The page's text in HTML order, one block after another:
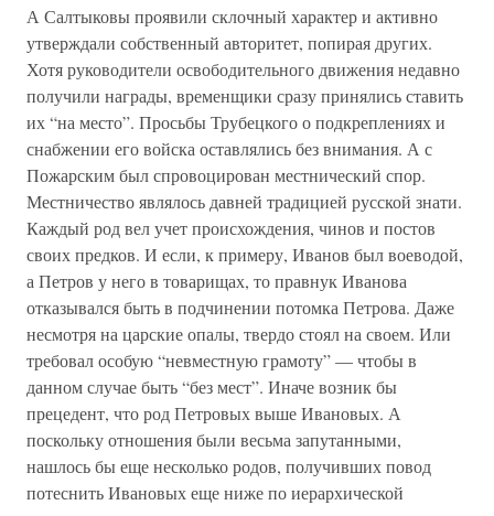
А Салтыковы проявили склочный характер и активно
утверждали собственный авторитет, попирая других.
Хотя руководители освободительного движения недавно
получили награды, временщики сразу принялись ставить
их “на место”. Просьбы Трубецкого о подкреплениях и
снабжении его войска оставлялись без внимания. А с
Пожарским был спровоцирован местнический спор.
Местничество являлось давней традицией русской знати.
Каждый род вел учет происхождения, чинов и постов
своих предков. И если, к примеру, Иванов был воеводой,
а Петров у него в товарищах, то правнук Иванова
отказывался быть в подчинении потомка Петрова. Даже
несмотря на царские опалы, твердо стоял на своем. Или
требовал особую “невместную грамоту” — чтобы в
данном случае быть “без мест”. Иначе возник бы
прецедент, что род Петровых выше Ивановых. А
поскольку отношения были весьма запутанными,
нашлось бы еще несколько родов, получивших повод
потеснить Ивановых еще ниже по иерархической